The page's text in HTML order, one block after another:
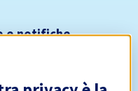
e notifiche